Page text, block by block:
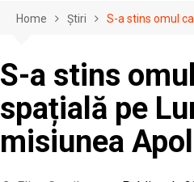
Home Știri S-a stins omul
S-a stins
spațială pe
misiunea